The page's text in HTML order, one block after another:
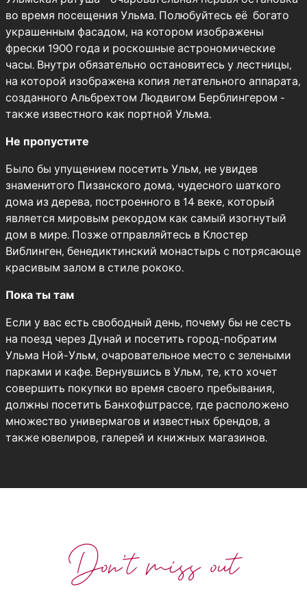
во время посещения Ульма. Полюбуйтесь её богато
украшенным фасадом, на котором изображены
фрески 1900 года и роскошные астрономические
часы. Внутри обязательно остановитесь у лестницы,
на которой изображена копия летательного аппарата,
созданного Альбрехтом Людвигом Берблингером -
также известного как портной Ульма.
Не пропустите
Было бы упущением посетить Ульм, не увидев
знаменитого Пизанского дома, чудесного шаткого
дома из дерева, построенного в 14 веке, который
является мировым рекордом как самый изогнутый
дом в мире. Позже отправляйтесь в Клостер
Виблинген, бенедиктинский монастырь с потрясающе
красивым залом в стиле рококо.
Пока ты там
Если у вас есть свободный день, почему бы не сесть
на поезд через Дунай и посетить город-побратим
Ульма Ной-Ульм, очаровательное место с зелеными
парками и кафе. Вернувшись в Ульм, те, кто хочет
совершить покупки во время своего пребывания,
должны посетить Банхофштрассе, где расположено
множество универмагов и известных брендов, а
также ювелиров, галерей и книжных магазинов.
Don't miss out